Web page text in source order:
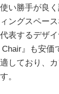
い勝手が良
ングスペー
表するデザ
』も安価
しており、
。